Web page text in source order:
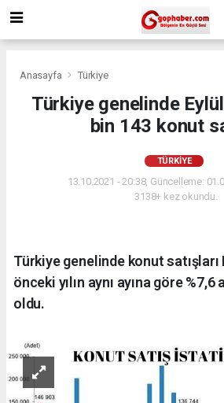
Anasayfa Türkiye
Türkiye genelinde
bin 143 konut
TÜRKIYE
13.10.2021 - 20:38, Güncelleme:
3138+ kez okundu.
Türkiye genelinde konut satışları
önceki yılın aynı ayına göre
oldu.